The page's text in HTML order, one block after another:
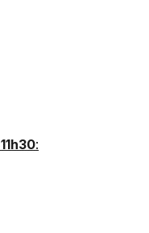
11h30: